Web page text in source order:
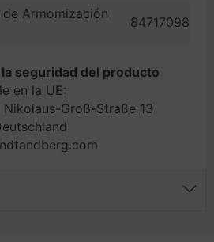
Armomización
84717098
seguridad del producto
en la UE:
Groß-Straße 13